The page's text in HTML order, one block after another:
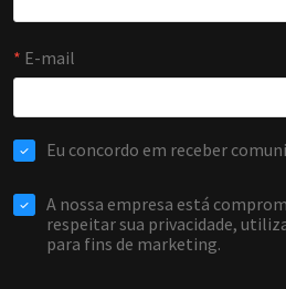
EMAIL
WHATSAPP / TELEFONE